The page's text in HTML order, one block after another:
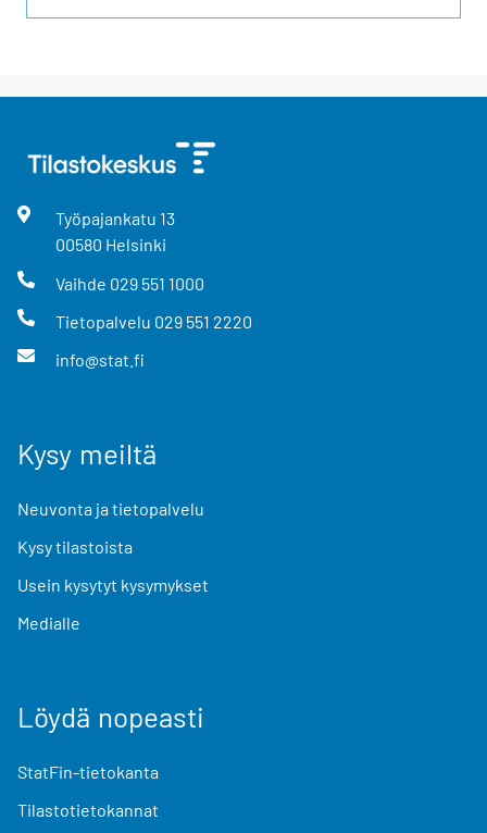
Työpajankatu 13
00580 Helsinki
Vaihde 029 551 1000
Tietopalvelu 029 551 2220
info@stat.fi
Kysy meiltä
Neuvonta ja tietopalvelu
Kysy tilastoista
Usein kysytyt kysymykset
Medialle
Löydä nopeasti
StatFin-tietokanta
Tilastotietokannat